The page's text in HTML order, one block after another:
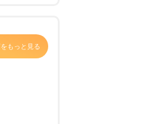
もっと見る